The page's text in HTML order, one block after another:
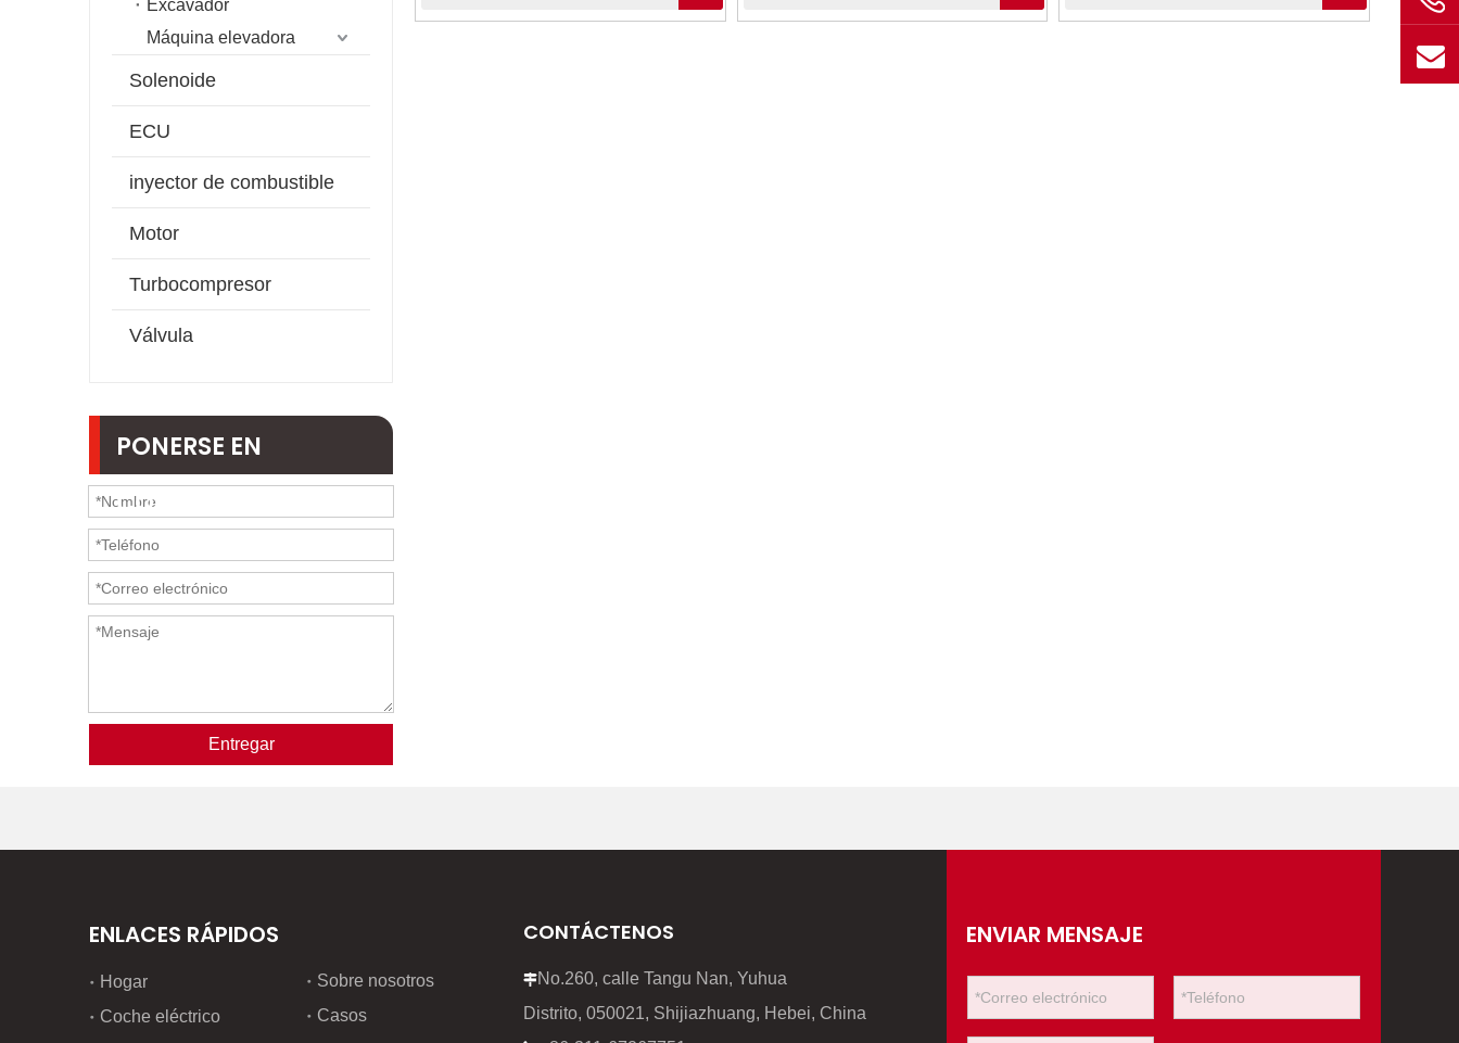
Excavador
Máquina elevadora
Solenoide
ECU
inyector de combustible
Motor
Turbocompresor
Válvula
PONERSE EN
CONTACTO
Entregar
ENLACES RÁPIDOS
Hogar
Coche eléctrico
Sobre nosotros
Casos
CONTÁCTENOS
No.260, calle Tangu Nan, Yuhua
Distrito, 050021, Shijiazhuang, Hebei, China
ENVIAR MENSAJE